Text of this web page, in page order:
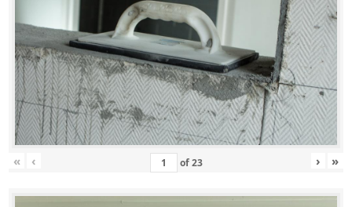
« ‹ of23 › »